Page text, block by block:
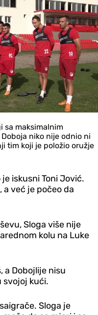
sa maksimalnim
niko nije odnio ni
tim koji je položio oružje
iskusni Toni Jović.
a već je počeo da
Sloga više nije
kolu na Luke
a Dobojlije nisu
svojoj kući.
Sloga je